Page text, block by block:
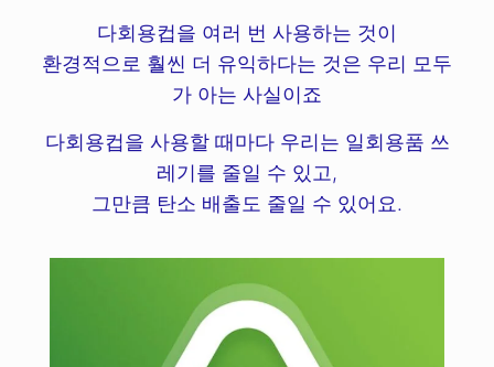
다회용컵을 여러 번 사용하는 것이
환경적으로 훨씬 더 유익하다는 것은 우리 모두
가 아는 사실이죠
다회용컵을 사용할 때마다 우리는 일회용품 쓰
레기를 줄일 수 있고,
그만큼 탄소 배출도 줄일 수 있어요.